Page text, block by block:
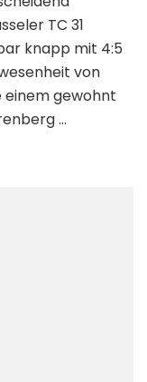
TC 31
knapp mit 4:5
von
einem gewohnt
…